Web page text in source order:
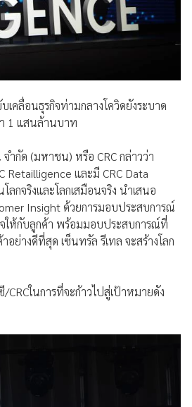
คลื่อนธุรกิจท่ามกลางโควิดยังระบาด
1 แสนล้านบาท
กัด (มหาชน) หรือ CRC กล่าวว่า
Retailligence และมี CRC Data
กจริงและโลกเสมือนจริง นำเสนอ
Insight ด้วยการมอบประสบการณ์
จให้กับลูกค้า พร้อมมอบประสบการณ์ที่
อย่างดีที่สุด เซ็นทรัล รีเทล จะสร้างโลก
ในการที่จะก้าวไปสู่เป้าหมายดัง